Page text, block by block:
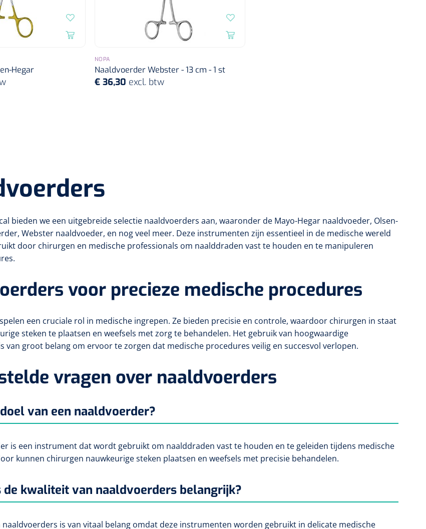
Hegar
NOPA
Naaldvoerder Webster - 13 cm - 1 st
€ 36,30 excl. btw
bieden we een uitgebreide selectie naaldvoerders aan, waaronder de Mayo-Hegar naaldvoeder, Olsen-
Webster naaldvoeder, en nog veel meer. Deze instrumenten zijn essentieel in de medische wereld
door chirurgen en medische professionals om naalddraden vast te houden en te manipuleren
voor precieze medische procedures
een cruciale rol in medische ingrepen. Ze bieden precisie en controle, waardoor chirurgen in staat
steken te plaatsen en weefsels met zorg te behandelen. Het gebruik van hoogwaardige
van groot belang om ervoor te zorgen dat medische procedures veilig en succesvol verlopen.
vragen over naaldvoerders
van een naaldvoerder?
is een instrument dat wordt gebruikt om naalddraden vast te houden en te geleiden tijdens medische
kunnen chirurgen nauwkeurige steken plaatsen en weefsels met precisie behandelen.
de kwaliteit van naaldvoerders belangrijk?
naaldvoerders is van vitaal belang omdat deze instrumenten worden gebruikt in delicate medische